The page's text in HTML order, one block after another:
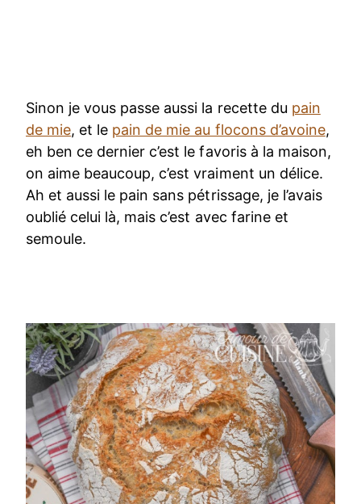
Sinon je vous passe aussi la recette du pain
de mie, et le pain de mie au flocons d’avoine,
eh ben ce dernier c’est le favoris à la maison,
on aime beaucoup, c’est vraiment un délice.
Ah et aussi le pain sans pétrissage, je l’avais
oublié celui là, mais c’est avec farine et
semoule.